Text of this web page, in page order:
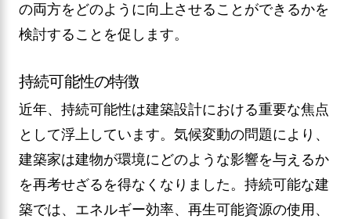
の両方をどのように向上させることができるかを
検討することを促します。
持続可能性の特徴
近年、持続可能性は建築設計における重要な焦点
として浮上しています。気候変動の問題により、
建築家は建物が環境にどのような影響を与えるか
を再考せざるを得なくなりました。持続可能な建
築では、エネルギー効率、再生可能資源の使用、